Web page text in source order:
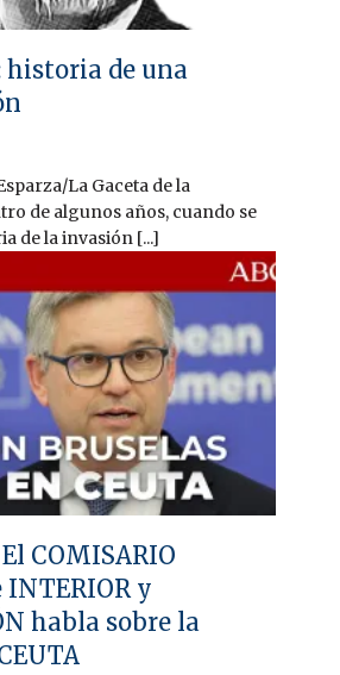
historia de una
La Gaceta de la
de algunos años, cuando se
de la invasión [...]
COMISARIO
INTERIOR y
habla sobre la